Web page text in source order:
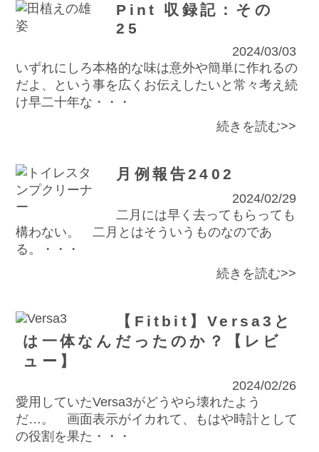
Pint 収録記：その
25
2024/03/03
いずれにしろ本格的な味は意外や簡単に作れるの
だよ、という事を広くお伝えしたいと常々考え続
け早二十年な・・・
続きを読む>>
月例報告2402
2024/02/29
二月には早く去ってもらっても
構わない。 二月とはそういうものなのであ
る。・・・
続きを読む>>
【Fitbit】Versa3と
は一体なんだったのか？【レビ
ュー】
2024/02/26
愛用していたVersa3がどうやら壊れたよう
だ…。 画面表示がイカれて、もはや時計として
の役割を果た・・・